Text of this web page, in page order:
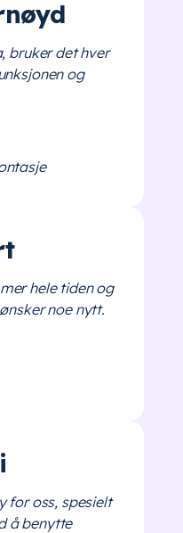
bruker det hver
og
hele tiden og
noe nytt.
for oss, spesielt
å benytte